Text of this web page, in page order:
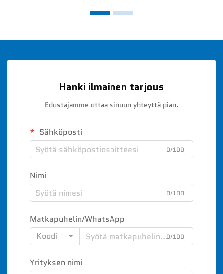
Hanki ilmainen tarjous
Edustajamme ottaa sinuun yhteyttä pian.
Sähköposti
0/100
Nimi
0/100
Matkapuhelin/WhatsApp
Koodi
0/100
Yrityksen nimi